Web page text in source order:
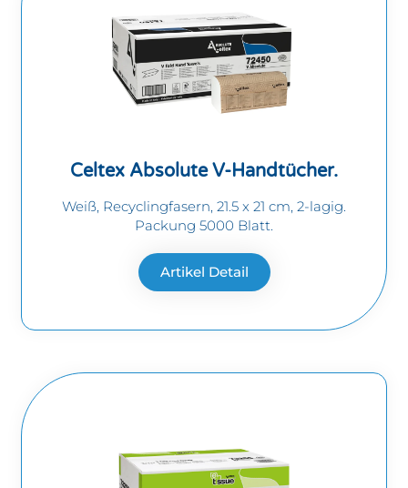
Celtex Absolute V-Handtücher.
Weiß, Recyclingfasern, 21.5 x 21 cm, 2-lagig.
Packung 5000 Blatt.
Artikel Detail